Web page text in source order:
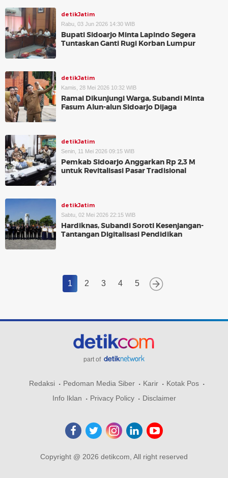
detikJatim
Rabu, 03 Jun 2026 14:30 WIB
Bupati Sidoarjo Minta Lapindo Segera
Tuntaskan Ganti Rugi Korban Lumpur
detikJatim
Kamis, 28 Mei 2026 10:32 WIB
Ramai Dikunjungi Warga, Subandi Minta
Fasum Alun-alun Sidoarjo Dijaga
detikJatim
Senin, 11 Mei 2026 09:15 WIB
Pemkab Sidoarjo Anggarkan Rp 2,3 M
untuk Revitalisasi Pasar Tradisional
detikJatim
Sabtu, 02 Mei 2026 22:15 WIB
Hardiknas, Subandi Soroti Kesenjangan-
Tantangan Digitalisasi Pendidikan
1 2 3 4 5
part of
Redaksi Pedoman Media Siber Karir
Kotak Pos
Info Iklan
Privacy Policy Disclaimer
Copyright @ 2026 detikcom, All right reserved